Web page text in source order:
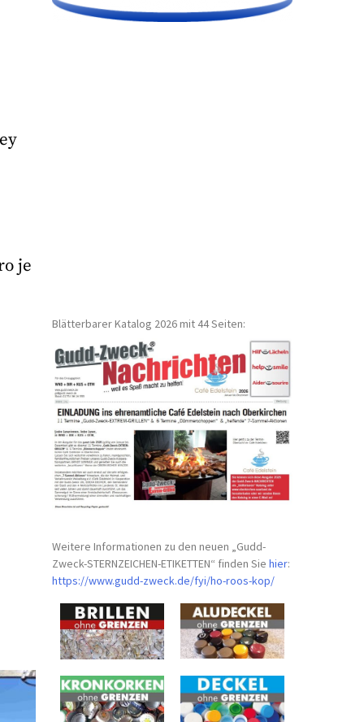
je
Blätterbarer Katalog 2026 mit 44 Seiten:
Weitere Informationen zu den neuen „Gudd-
Zweck-STERNZEICHEN-ETIKETTEN“ finden Siehier:
https://www.gudd-zweck.de/fyi/ho-roos-kop/